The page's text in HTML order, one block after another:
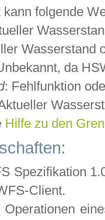
kann folgende
Wasserstand
da
: Fehlfunktion
Hilfe zu den
Spezifikation
Client.